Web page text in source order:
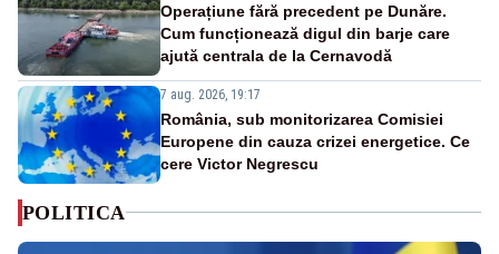
Operațiune fără precedent pe Dunăre.
Cum funcționează digul din barje care
ajută centrala de la Cernavodă
7 aug. 2026, 19:17
România, sub monitorizarea Comisiei
Europene din cauza crizei energetice. Ce
cere Victor Negrescu
POLITICA